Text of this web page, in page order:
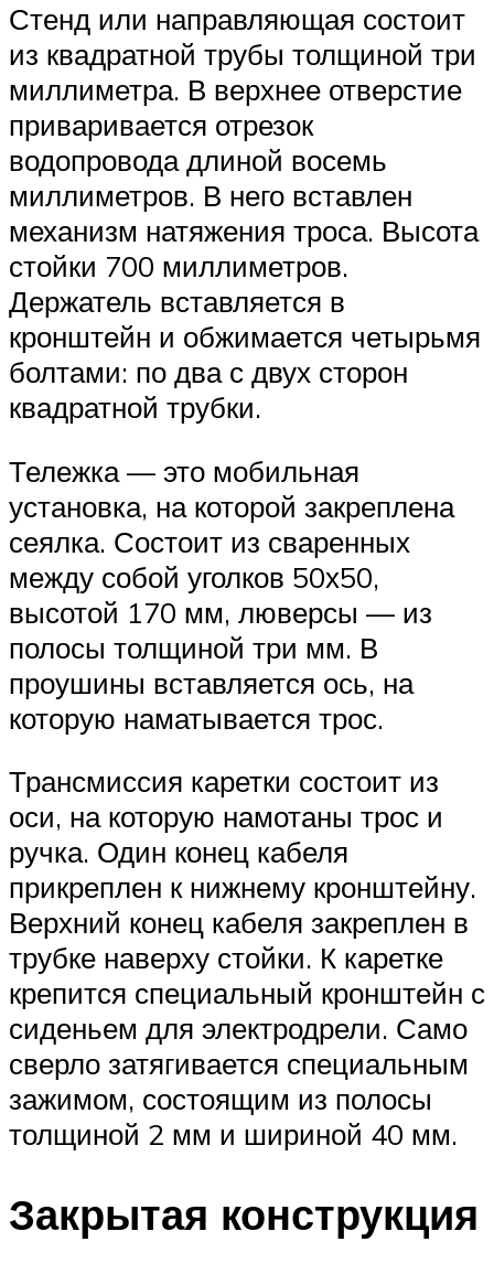
Стенд или направляющая состоит
из квадратной трубы толщиной три
миллиметра. В верхнее отверстие
приваривается отрезок
водопровода длиной восемь
миллиметров. В него вставлен
механизм натяжения троса. Высота
стойки 700 миллиметров.
Держатель вставляется в
кронштейн и обжимается четырьмя
болтами: по два с двух сторон
квадратной трубки.
Тележка — это мобильная
установка, на которой закреплена
сеялка. Состоит из сваренных
между собой уголков 50х50,
высотой 170 мм, люверсы — из
полосы толщиной три мм. В
проушины вставляется ось, на
которую наматывается трос.
Трансмиссия каретки состоит из
оси, на которую намотаны трос и
ручка. Один конец кабеля
прикреплен к нижнему кронштейну.
Верхний конец кабеля закреплен в
трубке наверху стойки. К каретке
крепится специальный кронштейн с
сиденьем для электродрели. Само
сверло затягивается специальным
зажимом, состоящим из полосы
толщиной 2 мм и шириной 40 мм.
Закрытая конструкция